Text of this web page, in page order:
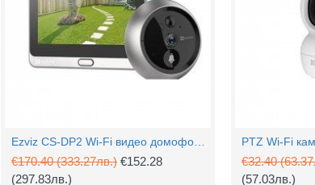
€170.40(333.27лв.) €152.28
(297.83лв.)
€32.40
(57.03лв.)